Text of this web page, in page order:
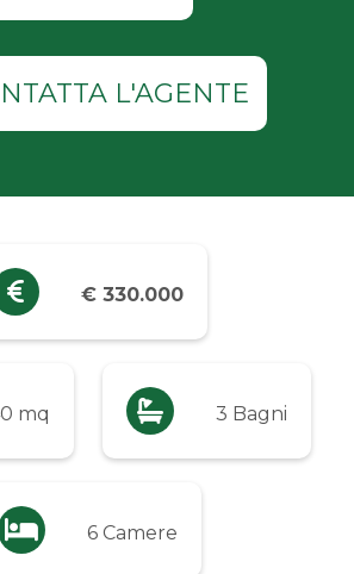
L'AGENTE
€ 330.000
mq 3 Bagni
6 Camere
20.000